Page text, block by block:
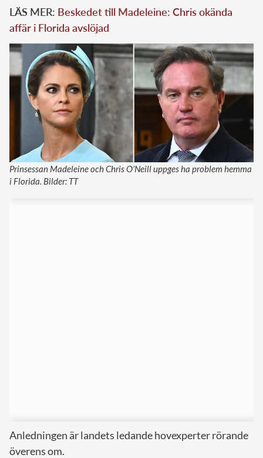
LÄS MER: Beskedet till Madeleine: Chris okända
affär i Florida avslöjad
Prinsessan Madeleine och Chris O’Neill uppges ha problem hemma
i Florida. Bilder: TT
Anledningen är landets ledande hovexperter rörande
överens om.